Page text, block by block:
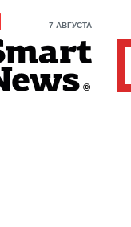
7 АВГУСТА